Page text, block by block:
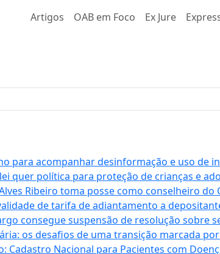
Artigos OAB em Foco Ex Jure
para acompanhar desinformação e uso de
quer política para proteção de crianças e
Ribeiro toma posse como conselheiro do
de tarifa de adiantamento a
consegue suspensão de resolução sobre
os desafios de uma transição marcada
Cadastro Nacional para Pacientes com